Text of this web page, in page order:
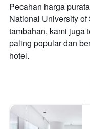
Pecahan harga
National University
tambahan, kami juga
paling popular dan
hotel.